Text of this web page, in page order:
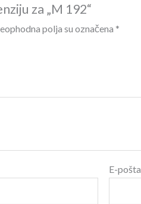
za „M 192“
polja su označena *
E-pošta